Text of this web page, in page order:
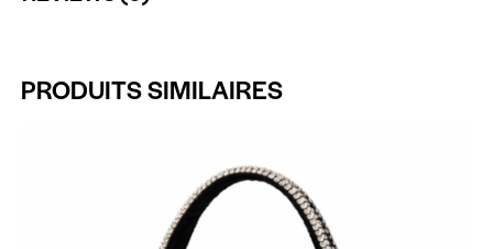
PRODUITS SIMILAIRES